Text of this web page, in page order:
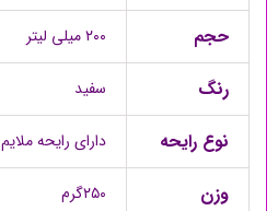
حجم ۲۰۰ میلی لیتر
رنگ سفید
نوع رایحه دارای رایحه ملایم
وزن ۲۵۰گرم